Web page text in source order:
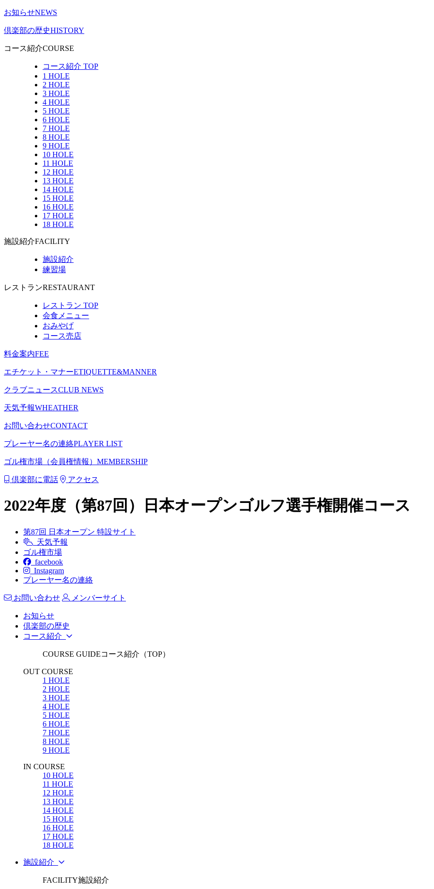
お知らせNEWS
倶楽部の歴史HISTORY
コース紹介COURSE
コース紹介 TOP
1 HOLE
2 HOLE
3 HOLE
4 HOLE
5 HOLE
6 HOLE
7 HOLE
8 HOLE
9 HOLE
10 HOLE
11 HOLE
12 HOLE
13 HOLE
14 HOLE
15 HOLE
16 HOLE
17 HOLE
18 HOLE
施設紹介FACILITY
施設紹介
練習場
レストランRESTAURANT
レストラン TOP
会食メニュー
おみやげ
コース売店
料金案内FEE
エチケット・マナーETIQUETTE&MANNER
クラブニュースCLUB NEWS
天気予報WHEATHER
お問い合わせCONTACT
プレーヤー名の連絡PLAYER LIST
ゴル権市場（会員権情報） MEMBERSHIP
倶楽部に電話 アクセス
2022年度（第87回）日本オープンゴルフ選手権開催コース
第87回 日本オープン 特設サイト
天気予報
ゴル権市場
facebook
Instagram
プレーヤー名の連絡
お問い合わせ メンバーサイト
お知らせ
倶楽部の歴史
コース紹介
COURSE GUIDEコース紹介（TOP）
OUT COURSE
1 HOLE
2 HOLE
3 HOLE
4 HOLE
5 HOLE
6 HOLE
7 HOLE
8 HOLE
9 HOLE
IN COURSE
10 HOLE
11 HOLE
12 HOLE
13 HOLE
14 HOLE
15 HOLE
16 HOLE
17 HOLE
18 HOLE
施設紹介
FACILITY施設紹介